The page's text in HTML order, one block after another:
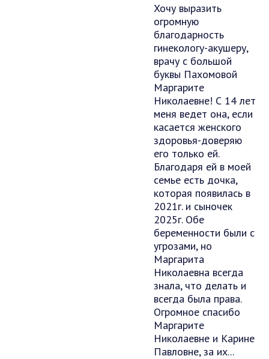
Хочу выразить
огромную
благодарность
гинекологу-акушеру,
врачу с большой
буквы Пахомовой
Маргарите
Николаевне! С 14 лет
меня ведет она, если
касается женского
здоровья-доверяю
его только ей.
Благодаря ей в моей
семье есть дочка,
которая появилась в
2021г. и сыночек
2025г. Обе
беременности были с
угрозами, но
Маргарита
Николаевна всегда
знала, что делать и
всегда была права.
Огромное спасибо
Маргарите
Николаевне и Карине
Павловне, за их...